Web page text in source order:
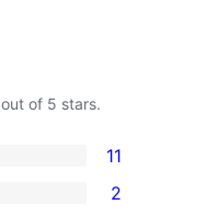
out of 5 stars.
11
2